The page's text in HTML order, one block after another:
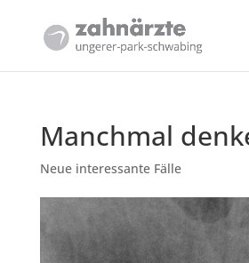
Manchmal
Neue interessante Fälle